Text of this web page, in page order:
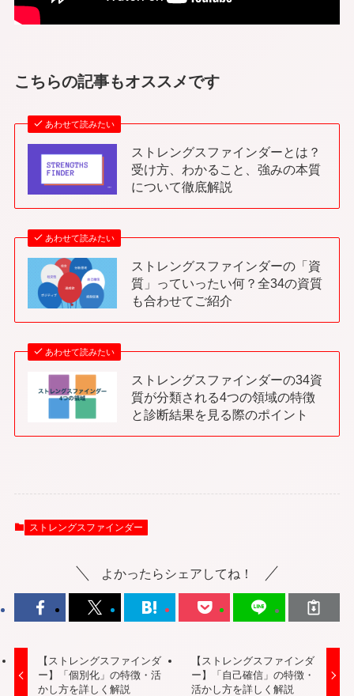
こちらの記事もオススメです
あわせて読みたい
ストレングスファインダーとは？
受け方、わかること、強みの本質
について徹底解説
あわせて読みたい
ストレングスファインダーの「資
質」っていったい何？全34の資質
も合わせてご紹介
あわせて読みたい
ストレングスファインダーの34資
質が分類される4つの領域の特徴
と診断結果を見る際のポイント
ストレングスファインダー
よかったらシェアしてね！
【ストレングスファインダ
ー】「個別化」の特徴・活
かし方を詳しく解説
【ストレングスファインダ
ー】「自己確信」の特徴・
活かし方を詳しく解説